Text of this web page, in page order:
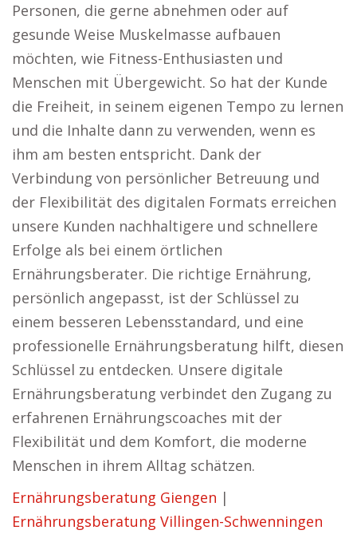
Personen, die gerne abnehmen oder auf
gesunde Weise Muskelmasse aufbauen
möchten, wie Fitness-Enthusiasten und
Menschen mit Übergewicht. So hat der Kunde
die Freiheit, in seinem eigenen Tempo zu lernen
und die Inhalte dann zu verwenden, wenn es
ihm am besten entspricht. Dank der
Verbindung von persönlicher Betreuung und
der Flexibilität des digitalen Formats erreichen
unsere Kunden nachhaltigere und schnellere
Erfolge als bei einem örtlichen
Ernährungsberater. Die richtige Ernährung,
persönlich angepasst, ist der Schlüssel zu
einem besseren Lebensstandard, und eine
professionelle Ernährungsberatung hilft, diesen
Schlüssel zu entdecken. Unsere digitale
Ernährungsberatung verbindet den Zugang zu
erfahrenen Ernährungscoaches mit der
Flexibilität und dem Komfort, die moderne
Menschen in ihrem Alltag schätzen.
Ernährungsberatung Giengen |
Ernährungsberatung Villingen-Schwenningen